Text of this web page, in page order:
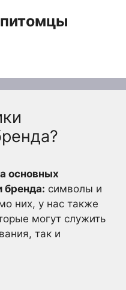
основных
бренда: символы и
них, у нас также
могут служить
так и